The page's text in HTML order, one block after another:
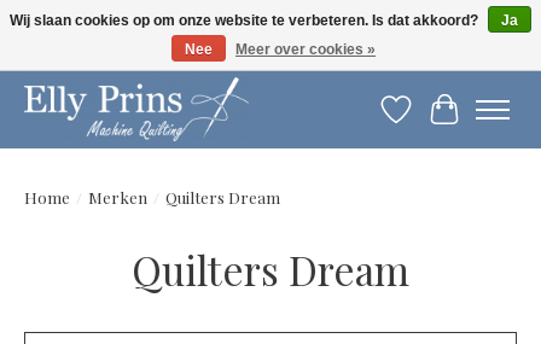
Let op: gewijzigde openingstijden!
Verlanglijst
Home / Merken / Quilters Dream
Quilters Dream
Wij slaan cookies op om onze website te verbeteren. Is dat akkoord?
Ja
Nee
Meer over cookies »